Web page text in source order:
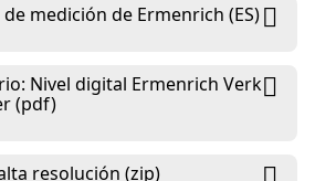
medición de Ermenrich (ES)
Nivel digital Ermenrich Verk
(pdf)
resolución (zip)